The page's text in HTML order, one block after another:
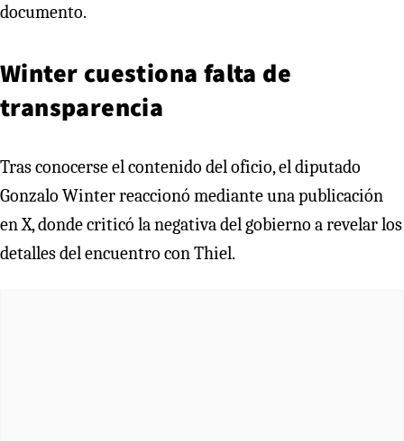
documento.
Winter cuestiona falta de
transparencia
Tras conocerse el contenido del oficio, el diputado
Gonzalo Winter reaccionó mediante una publicación
en X, donde criticó la negativa del gobierno a revelar los
detalles del encuentro con Thiel.